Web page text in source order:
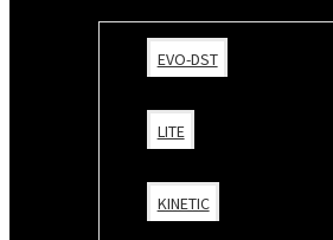
EVO-DST
LITE
KINETIC